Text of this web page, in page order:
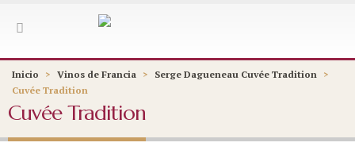
Inicio > Vinos de Francia > Serge Dagueneau Cuvée Tradition >
Cuvée Tradition
Cuvée Tradition